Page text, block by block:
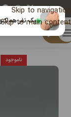
Skip to navigation
Skip to main content
منو
خانه زیورآلات و
ناموجود